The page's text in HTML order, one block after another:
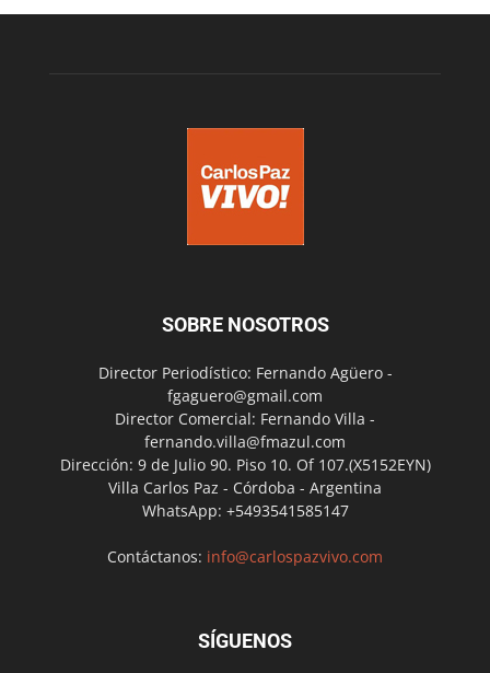
SOBRE NOSOTROS
Director Periodístico: Fernando Agüero -
fgaguero@gmail.com
Director Comercial: Fernando Villa -
fernando.villa@fmazul.com
Dirección: 9 de Julio 90. Piso 10. Of 107.(X5152EYN)
Villa Carlos Paz - Córdoba - Argentina
WhatsApp: +5493541585147
Contáctanos: info@carlospazvivo.com
SÍGUENOS